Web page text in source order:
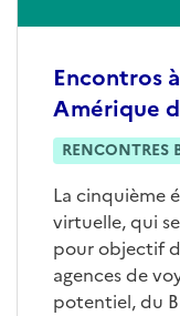
Encontros
Amérique
RENCONTRES
La cinquième
virtuelle, qui
pour objectif
agences de
potentiel, du